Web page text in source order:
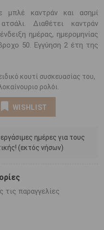
μπλέ καντράν και ασημί
Διαθέτει καντράν
ημέρας, ημερομηνίας
50. Εγγύηση 2 έτη της
κουτί συσκευασίας του,
ρολόι.
WISHLIST
ημέρες για τους
(εκτός νήσων)
παραγγελίες